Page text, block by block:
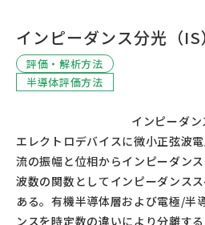
お問い合わせ
インピーダンス分光（IS
評価・解析方法
半導体評価方法
エレクトロデバイスに微小正弦波
流の振幅と位相からインピーダン
波数の関数としてインピーダンス
ある。有機半導体層および電極/半
ンスを時定数の違いにより分離す